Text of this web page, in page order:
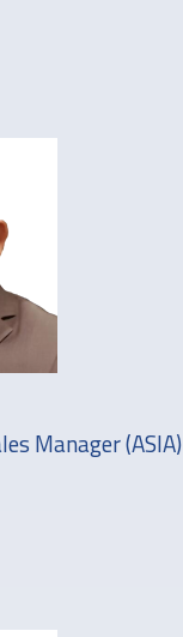
Manager (ASIA)